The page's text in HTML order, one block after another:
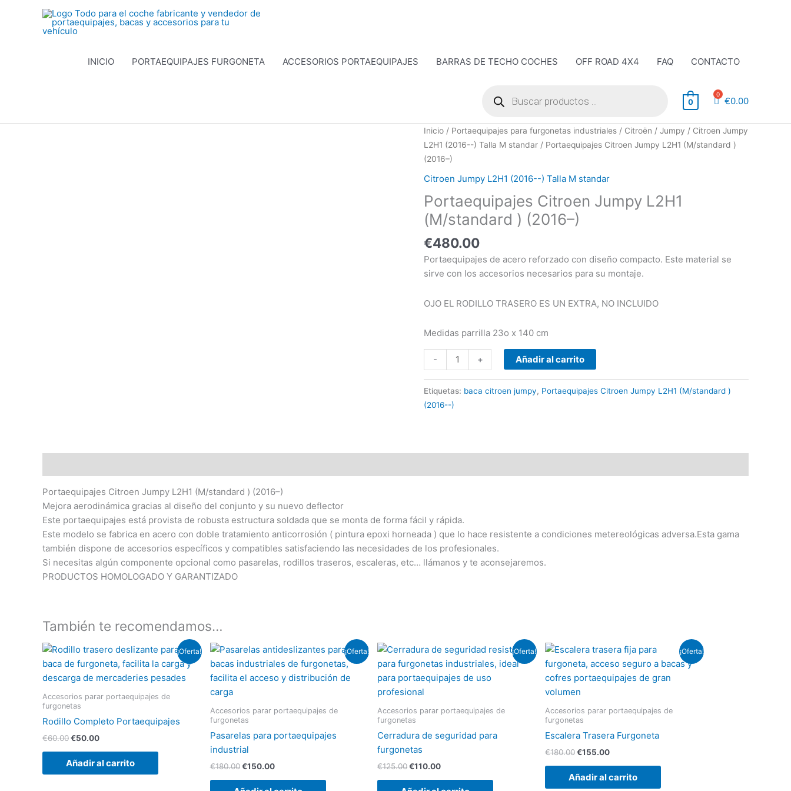
INICIO PORTAEQUIPAJES FURGONETA ACCESORIOS PORTAEQUIPAJES BARRAS DE TECHO COCHES OFF ROAD 4X4 FAQ
CONTACTO
productos 0 €0.00
Inicio / Portaequipajes para furgonetas industriales / Citroën / Jumpy / Citroen Jumpy
L2H1 (2016--) Talla M standar / Portaequipajes Citroen Jumpy L2H1 (M/standard )
(2016–)
Citroen Jumpy L2H1 (2016--) Talla M standar
Portaequipajes Citroen Jumpy L2H1
(M/standard ) (2016–)
€480.00
Portaequipajes de acero reforzado con diseño compacto. Este material se
sirve con los accesorios necesarios para su montaje.
OJO EL RODILLO TRASERO ES UN EXTRA, NO INCLUIDO
Medidas parrilla 23o x 140 cm
-
Portaequipajes
Citroen
Jumpy
L2H1
(M/standard
(2016-
-)
cantidad
+ Añadir al carrito
Etiquetas: baca citroen jumpy, Portaequipajes Citroen Jumpy L2H1 (M/standard )
(2016--)
Portaequipajes Citroen Jumpy L2H1 (M/standard ) (2016–)
Mejora aerodinámica gracias al diseño del conjunto y su nuevo deflector
Este portaequipajes está provista de robusta estructura soldada que se monta de forma fácil y rápida.
Este modelo se fabrica en acero con doble tratamiento anticorrosión ( pintura epoxi horneada ) que lo hace resistente a condiciones metereológicas adversa.Esta gama
también dispone de accesorios específicos y compatibles satisfaciendo las necesidades de los profesionales.
Si necesitas algún componente opcional como pasarelas, rodillos traseros, escaleras, etc… llámanos y te aconsejaremos.
PRODUCTOS HOMOLOGADO Y GARANTIZADO
También te recomendamos…
¡Oferta!
Accesorios parar portaequipajes de
furgonetas
Rodillo Completo Portaequipajes
€60.00
El
original
era:
€50.00
El
actual
es:
Añadir al carrito
¡Oferta!
Accesorios parar portaequipajes de
furgonetas
Pasarelas para portaequipajes
industrial
€180.00
El
original
era:
€150.00
El
actual
es:
¡Oferta!
Accesorios parar portaequipajes de
furgonetas
Cerradura de seguridad para
furgonetas
€125.00
El
original
era:
€125.00.
€110.00
El
precio
actual
es:
¡Oferta!
Accesorios parar portaequipajes de
furgonetas
Escalera Trasera Furgoneta
€180.00
El
original
era:
€155.00
El
precio
actual
es:
Añadir al carrito